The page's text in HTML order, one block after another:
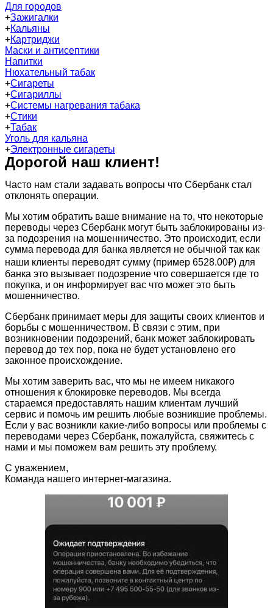
Для городов
+Зажигалки
+Кальяны
+Картриджи
Маски и антисептики
Напитки
Нюхательный табак
+Сигареты
+Сигариллы
+Системы нагревания табака
+Стики
+Табак
Уголь для кальяна
+Электронные сигареты
Дорогой наш клиент!
Часто нам стали задавать вопросы что Сбербанк стал
отклонять операции.
Мы хотим обратить ваше внимание на то, что некоторые
переводы через Сбербанк могут быть заблокированы из-
за подозрения на мошенничество. Это происходит, если
сумма перевода для банка является не обычной так как
наши клиенты переводят сумму (пример 6528.00₽) для
банка это вызывает подозрение что совершается где то
покупка, и он информирует вас что может это быть
мошенничество.
Сбербанк принимает меры для защиты своих клиентов и
борьбы с мошенничеством. В связи с этим, при
возникновении подозрений, банк может заблокировать
перевод до тех пор, пока не будет установлено его
законное происхождение.
Мы хотим заверить вас, что мы не имеем никакого
отношения к блокировке переводов. Мы всегда
стараемся предоставлять нашим клиентам лучший
сервис и помочь им решить любые возникшие проблемы.
Если у вас возникли какие-либо вопросы или проблемы с
переводами через Сбербанк, пожалуйста, свяжитесь с
нами и мы поможем вам решить эту проблему.
С уважением,
Команда нашего интернет-магазина.